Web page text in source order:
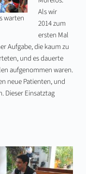
warten
Als wir
2014 zum
ersten Mal
Aufgabe, die kaum zu
und es dauerte
aufgenommen waren.
neue Patienten, und
Dieser Einsatztag